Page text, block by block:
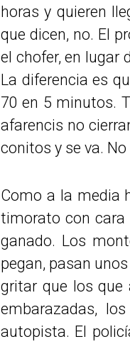
horas y quieren
que dicen, no. El
el chofer, en lugar
La diferencia es
70 en 5 minutos.
afarencis no
conitos y se va.
Como a la media
timorato con cara
ganado. Los
pegan, pasan
gritar que los que
embarazadas,
autopista. El